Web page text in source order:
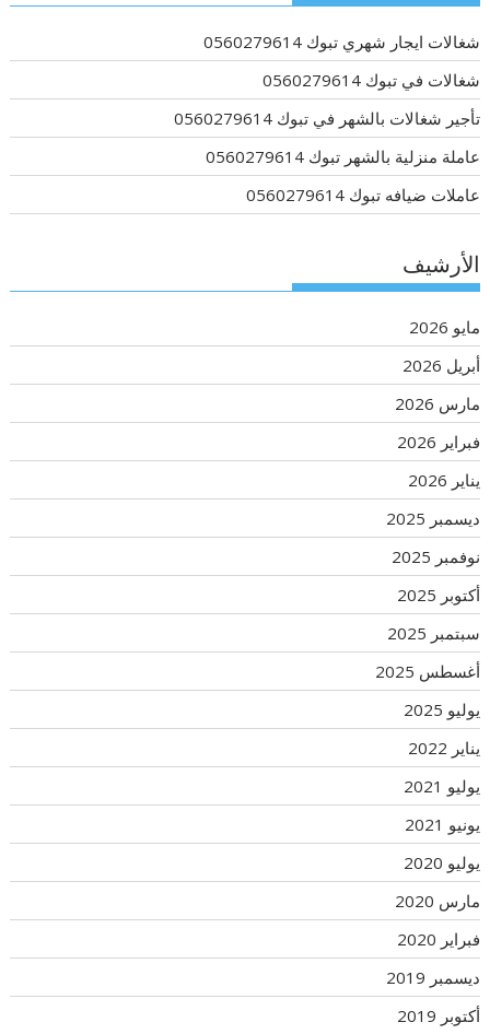
شغالات ايجار شهري تبوك 0560279614
شغالات في تبوك 0560279614
تأجير شغالات بالشهر في تبوك 0560279614
عاملة منزلية بالشهر تبوك 0560279614
عاملات ضيافه تبوك 0560279614
الأرشيف
مايو 2026
أبريل 2026
مارس 2026
فبراير 2026
يناير 2026
ديسمبر 2025
نوفمبر 2025
أكتوبر 2025
سبتمبر 2025
أغسطس 2025
يوليو 2025
يناير 2022
يوليو 2021
يونيو 2021
يوليو 2020
مارس 2020
فبراير 2020
ديسمبر 2019
أكتوبر 2019